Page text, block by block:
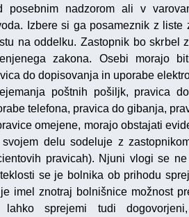
posebnim nadzorom ali v
Izbere si ga posameznik z liste
na oddelku. Zastopnik bo skrbel
zakona. Osebi morajo
do dopisovanja in uporabe
poštnih pošiljk, pravica
telefona, pravica do gibanja,
omejene, morajo obstajati
svojem delu sodeluje z
pravicah). Njuni vlogi se
se je bolnika ob prihodu
imel znotraj bolnišnice možnost
sprejemi tudi